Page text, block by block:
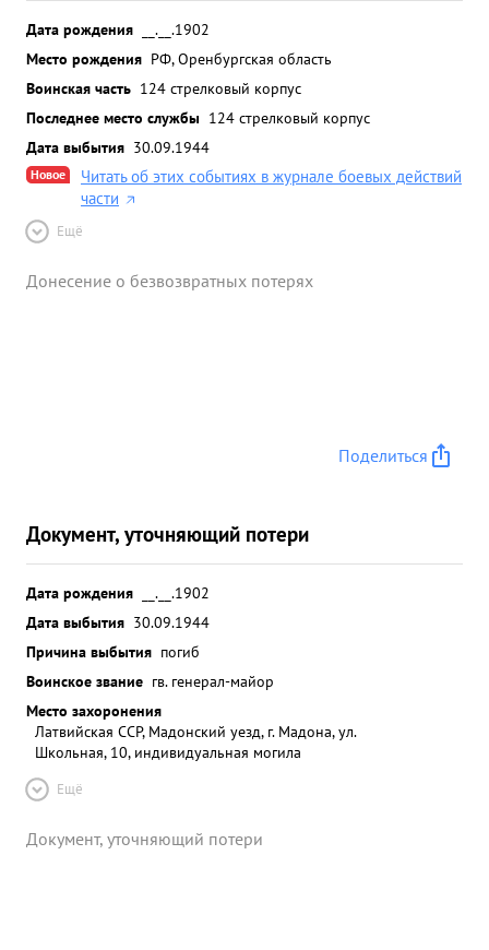
Дата рождения
__.__.1902
Место рождения РФ, Оренбургская область
Воинская часть 124 стрелковый корпус
Последнее место службы 124 стрелковый корпус
Дата выбытия 30.09.1944
Новое
Читать об этих событиях в журнале боевых действий
части
Ещё
Донесение о безвозвратных потерях
Поделиться
Документ, уточняющий потери
Дата рождения
__.__.1902
Дата выбытия 30.09.1944
Причина выбытия погиб
Воинское звание гв. генерал-майор
Место захоронения
Латвийская ССР, Мадонский уезд, г. Мадона, ул.
Школьная, 10, индивидуальная могила
Ещё
Документ, уточняющий потери